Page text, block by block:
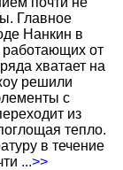
Главное
Нанкин в
работающих от
хватает на
решили
с
из
тепло.
в течение
...>>